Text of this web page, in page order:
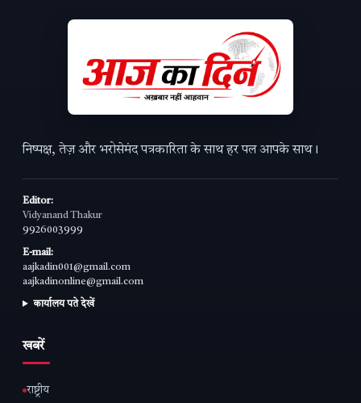
निष्पक्ष, तेज़ और भरोसेमंद पत्रकारिता के साथ हर पल आपके साथ।
Editor:
Vidyanand Thakur
9926003999
E-mail:
aajkadin001@gmail.com
aajkadinonline@gmail.com
कार्यालय पते देखें
खबरें
राष्ट्रीय